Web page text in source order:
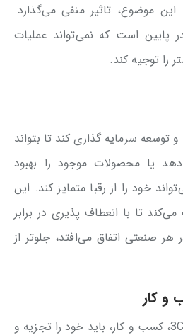
این موضوع، تاثیر منفی می‌گذارد.
پایین است که نمی‌تواند عملیات
را توجیه کند.
سرمایه گذاری کند تا بتواند
دهد یا محصولات موجود را بهبود
خود را از رقبا متمایز کند. این
تا با انعطاف پذیری در برابر
هر صنعتی اتفاق می‌افتد، جلوتر از
و کار
در مرحله 3 مدل بازاریابی 3C، کسب و کار، باید خود را تجزیه و